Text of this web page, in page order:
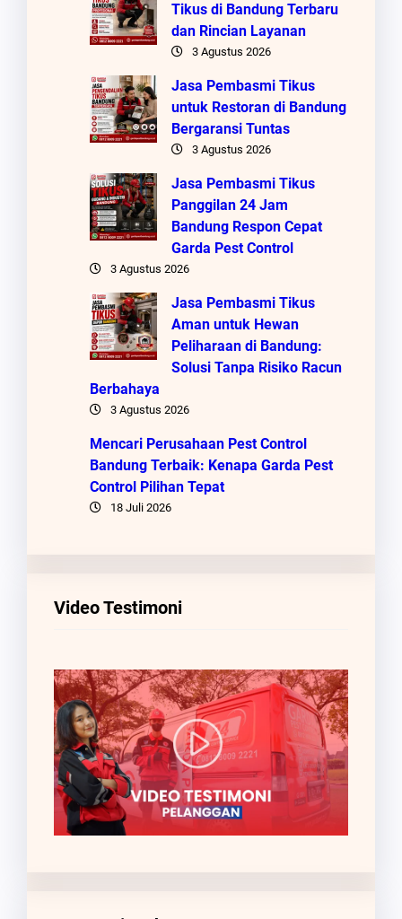
Tikus di Bandung Terbaru
dan Rincian Layanan
3 Agustus 2026
Jasa Pembasmi Tikus
untuk Restoran di Bandung
Bergaransi Tuntas
3 Agustus 2026
Jasa Pembasmi Tikus
Panggilan 24 Jam
Bandung Respon Cepat
Garda Pest Control
3 Agustus 2026
Jasa Pembasmi Tikus
Aman untuk Hewan
Peliharaan di Bandung:
Solusi Tanpa Risiko Racun
Berbahaya
3 Agustus 2026
Mencari Perusahaan Pest Control
Bandung Terbaik: Kenapa Garda Pest
Control Pilihan Tepat
18 Juli 2026
Video Testimoni